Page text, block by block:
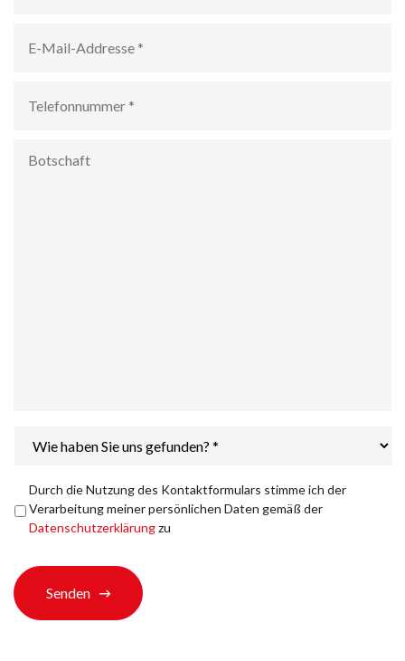
Mail-
haben
uns
gefunden?
*
Datenschutzerklärung *
Durch die Nutzung des Kontaktformulars stimme ich der
Verarbeitung meiner persönlichen Daten gemäß der
Datenschutzerklärungzu
Senden